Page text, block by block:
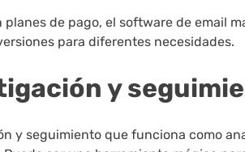
de pago, el software de email
para diferentes necesidades.
y
y seguimiento que funciona como